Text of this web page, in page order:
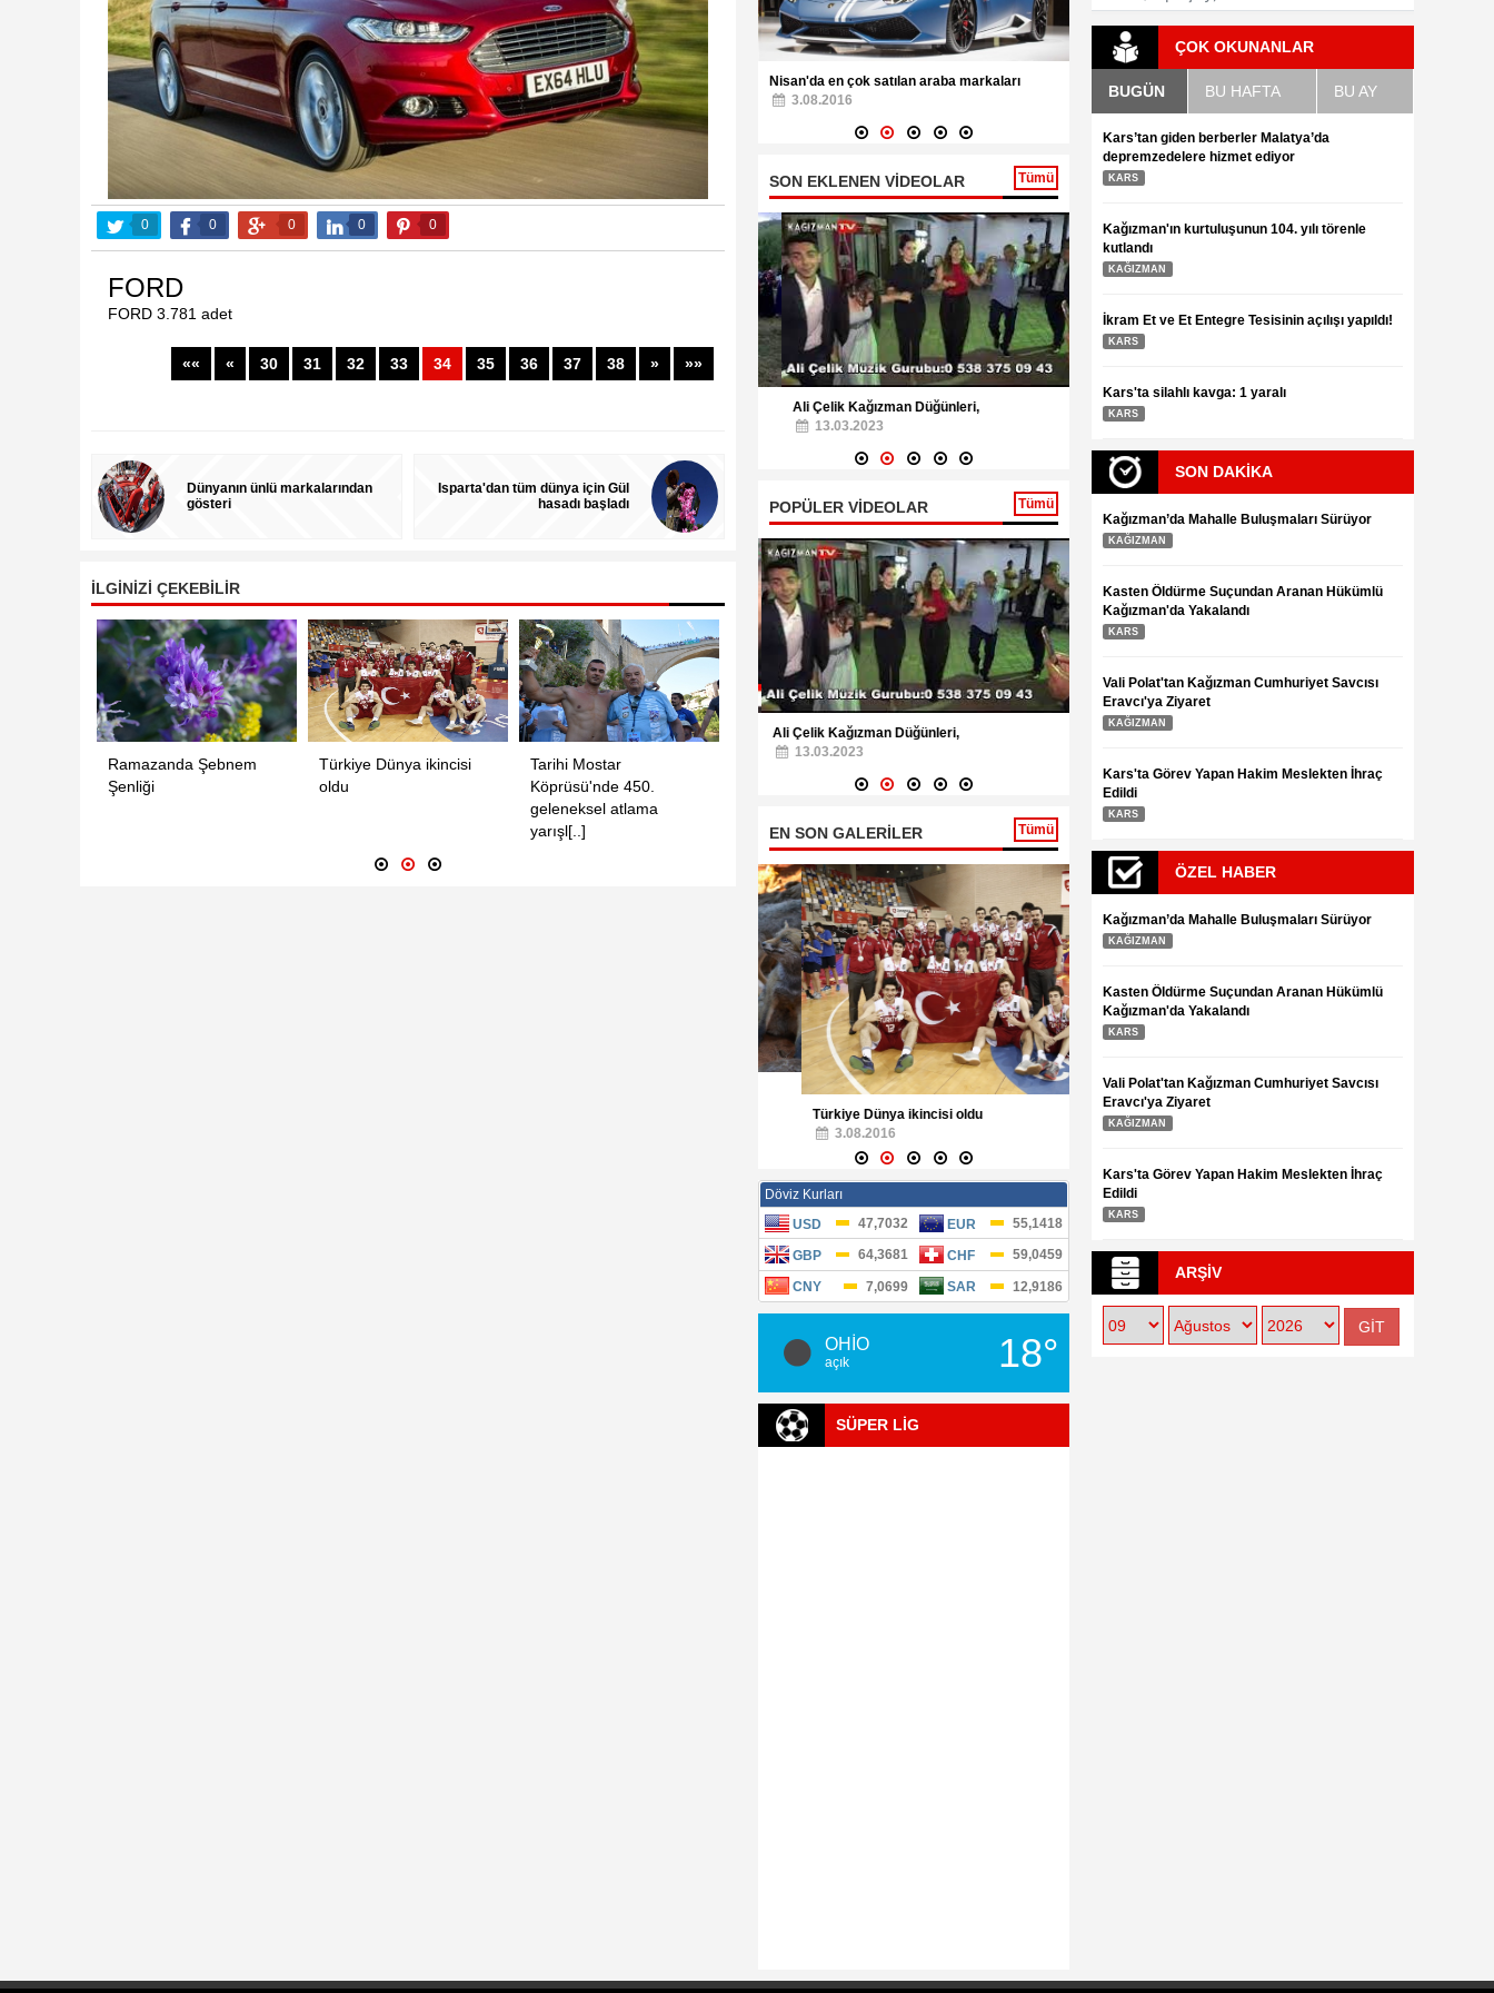
0 0 0 0 0
FORD
FORD 3.781 adet
«« « 30 31 32 33 34 35 36 37 38 » »»
Dünyanın ünlü markalarından
gösteri
Isparta'dan tüm dünya için Gül
hasadı başladı
İLGİNİZİ ÇEKEBİLİR
Ramazanda Şebnem
Şenliği
Türkiye Dünya ikincisi
oldu
Tarihi Mostar
Köprüsü'nde 450.
geleneksel atlama
yarışl[..]
Hayvanlar alemi müzede
Isparta'dan tüm dünya
için Gül hasadı başladı
Bütün çile bu manzara
hasadı başladı
Ramazanda Şebnem Şenliği
3.08.2016
Yurdum İnsanı İş Başında
3.08.2016
Nisan'da en çok satılan araba markaları
3.08.2016
Dünyanın en güzel rengarenk 25 kuşu
3.08.2016
Dünyanın ünlü
SON EKLENEN VİDEOLAR Tümü
Ali Çelik Kağızman Düğünleri,
13.03.2023
Kağızman’da kurtuluş Bayramı Coşkuyla
kutlandı,
POPÜLER VİDEOLAR Tümü
Kağızman Belgeseli hazırlayan Ali Çelik,
Kağızman'dan Bir gezinti,
Ali Çelik Kağızman Düğünleri,
13.03.2023
Kağızman Halayları Camuşlu köyü
EN SON GALERİLER Tümü
Türkiye Dünya ikincisi oldu
3.08.2016
Tarihi Mostar Köprüsü'nde 450. geleneksel
atlama yarışları
3.08.2016
OHİO
açık 18°
SÜPER LİG
ÇOK OKUNANLAR
BUGÜN BU HAFTA BU AY
Kars’tan giden berberler Malatya’da
depremzedelere hizmet ediyor
KARS
Kağızman'ın kurtuluşunun 104. yılı törenle
kutlandı
KAĞIZMAN
İkram Et ve Et Entegre Tesisinin açılışı yapıldı!
KARS
Kars'ta silahlı kavga: 1 yaralı
KARS
SON DAKİKA
Kağızman’da Mahalle Buluşmaları Sürüyor
KAĞIZMAN
Kasten Öldürme Suçundan Aranan Hükümlü
Kağızman'da Yakalandı
KARS
Vali Polat'tan Kağızman Cumhuriyet Savcısı
Eravcı'ya Ziyaret
KAĞIZMAN
Kars'ta Görev Yapan Hakim Meslekten İhraç
Edildi
KARS
ÖZEL HABER
Kağızman’da Mahalle Buluşmaları Sürüyor
KAĞIZMAN
Kasten Öldürme Suçundan Aranan Hükümlü
Kağızman'da Yakalandı
KARS
Vali Polat'tan Kağızman Cumhuriyet Savcısı
Eravcı'ya Ziyaret
KAĞIZMAN
Kars'ta Görev Yapan Hakim Meslekten İhraç
Edildi
KARS
ARŞİV